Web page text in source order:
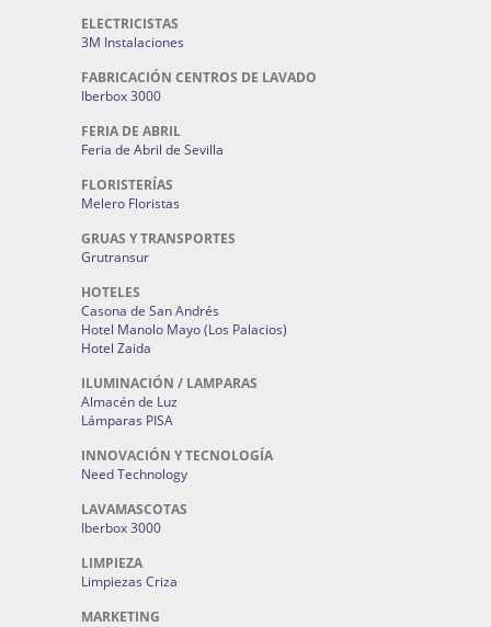
ELECTRICISTAS
3M Instalaciones
FABRICACIÓN CENTROS DE LAVADO
Iberbox 3000
FERIA DE ABRIL
Feria de Abril de Sevilla
FLORISTERÍAS
Melero Floristas
GRUAS Y TRANSPORTES
Grutransur
HOTELES
Casona de San Andrés
Hotel Manolo Mayo (Los Palacios)
Hotel Zaida
ILUMINACIÓN / LAMPARAS
Almacén de Luz
Lámparas PISA
INNOVACIÓN Y TECNOLOGÍA
Need Technology
LAVAMASCOTAS
Iberbox 3000
LIMPIEZA
Limpiezas Criza
MARKETING